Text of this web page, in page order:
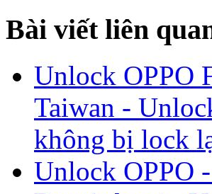
Bài viết liên
Unlock OPPO
Taiwan -
không bị lock
Unlock OPPO